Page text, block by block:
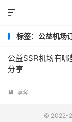

标签：公益机场
公益SSR机场有
分享
 博客
© 2022-